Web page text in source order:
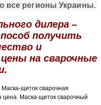
все регионы Украины.
дилера –
получить
и
на сварочные
щиток сварочная
цена. Маска-щиток сварочный